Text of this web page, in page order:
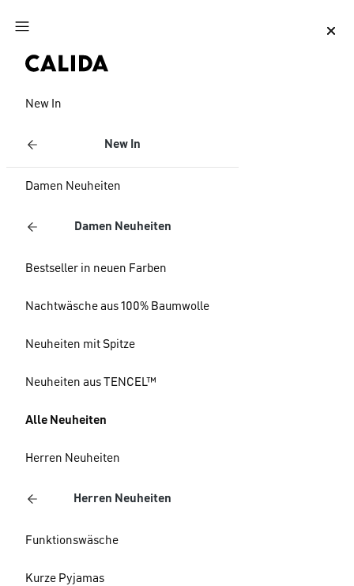
Zum Hauptinhalt springen
New In
New In
Damen Neuheiten
Damen Neuheiten
Bestseller in neuen Farben
Nachtwäsche aus 100% Baumwolle
Neuheiten mit Spitze
Neuheiten aus TENCEL™
Alle Neuheiten
Herren Neuheiten
Herren Neuheiten
Funktionswäsche
Kurze Pyjamas